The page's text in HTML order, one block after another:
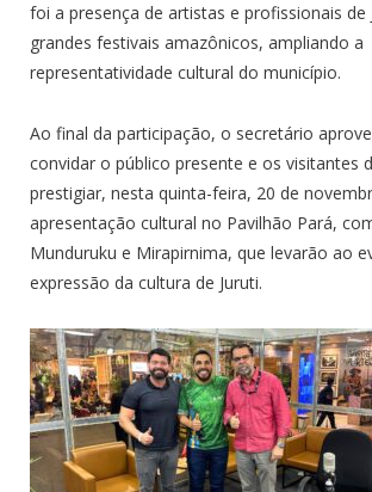
foi a presença de artistas e profissionais de
grandes festivais amazônicos, ampliando a
representatividade cultural do município.
Ao final da participação, o secretário
convidar o público presente e os visitantes
prestigiar, nesta quinta-feira, 20 de
apresentação cultural no Pavilhão Pará,
Munduruku e Mirapirnima, que levarão ao
expressão da cultura de Juruti.